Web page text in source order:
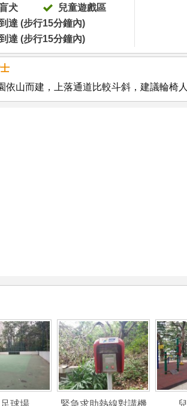
犬
兒童遊戲區
達 (步行15分鐘內)
達 (步行15分鐘內)
依山而建，上落通道比較斗斜，建議輪椅
球場 緊急求助熱線對講機